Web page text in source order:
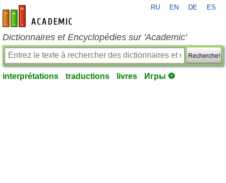
fr-academic.com
RU EN DE ES
Dictionnaires et Encyclopédies sur 'Academic'
Recherche!
interprétations traductions livres Игры ⚽